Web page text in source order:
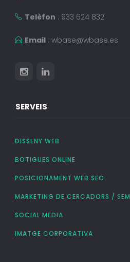
Telèfon : 933 624 832
Email: wbase@wbase.es
SERVEIS
DISSENY WEB
BOTIGUES ONLINE
POSICIONAMENT WEB SEO
MARKETING DE CERCADORS / SEM
SOCIAL MEDIA
IMATGE CORPORATIVA